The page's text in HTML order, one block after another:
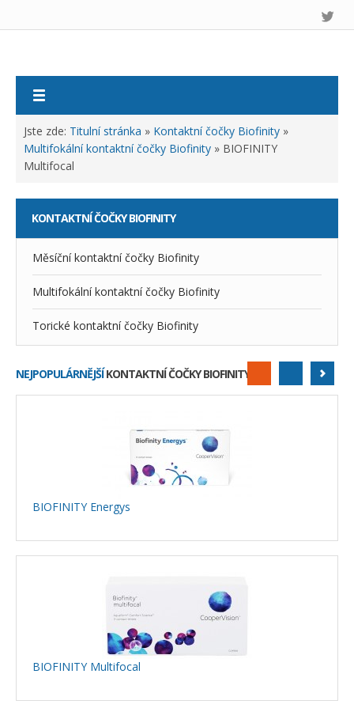
Jste zde: Titulní stránka » Kontaktní čočky Biofinity »
Multifokální kontaktní čočky Biofinity » BIOFINITY
Multifocal
KONTAKTNÍČOČKY BIOFINITY
Měsíční kontaktní čočky Biofinity
Multifokální kontaktní čočky Biofinity
Torické kontaktní čočky Biofinity
NEJPOPULÁRNĚJŠÍKONTAKTNÍ ČOČKY BIOFINITY
BIOFINITY Energys
BIOFINITY Multifocal